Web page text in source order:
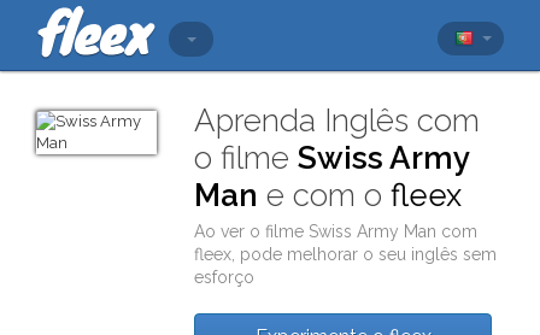
Aprenda Inglês com
o filmeSwiss Army
Man e com ofleex
Ao ver o filme Swiss Army Man com
fleex , pode melhorar o seu inglês sem
esforço